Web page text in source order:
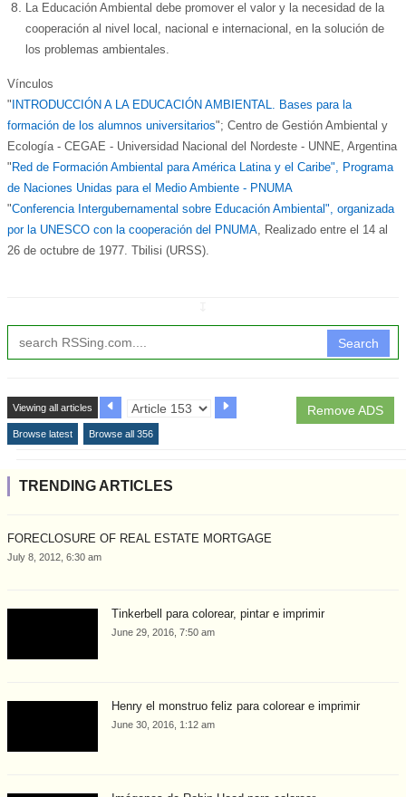
La Educación Ambiental debe promover el valor y la necesidad de la
cooperación al nivel local, nacional e internacional, en la solución de
los problemas ambientales.
Vínculos
"INTRODUCCIÓN A LA EDUCACIÓN AMBIENTAL. Bases para la
formación de los alumnos universitarios"; Centro de Gestión Ambiental y
Ecología - CEGAE - Universidad Nacional del Nordeste - UNNE, Argentina
"Red de Formación Ambiental para América Latina y el Caribe", Programa
de Naciones Unidas para el Medio Ambiente - PNUMA
"Conferencia Intergubernamental sobre Educación Ambiental", organizada
por la UNESCO con la cooperación del PNUMA , Realizado entre el 14 al
26 de octubre de 1977. Tbilisi (URSS).
Search
Remove ADS
Viewing all articles
Browse latest Browse all 356
TRENDING ARTICLES
FORECLOSURE OF REAL ESTATE MORTGAGE
July 8, 2012, 6:30 am
Tinkerbell para colorear, pintar e imprimir
June 29, 2016, 7:50 am
Henry el monstruo feliz para colorear e imprimir
June 30, 2016, 1:12 am